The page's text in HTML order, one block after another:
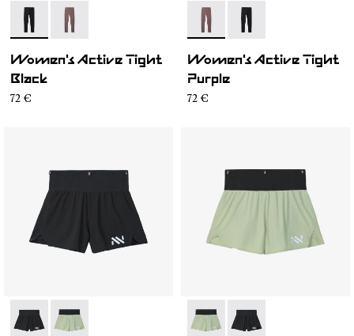
- N2CWAT1-001- N2CWAT1-002
Women's Active Tight
Black
72 €
- N2CWAT1-002- N2CWAT1-001
Women's Active Tight
Purple
72 €
- NC4SH1W-001- NC4SH1W-002 - NC4SH1W-002
- NC4SH1W-001